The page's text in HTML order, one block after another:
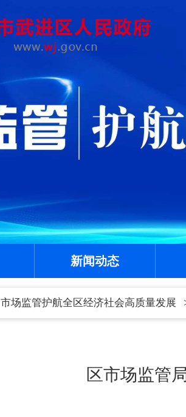
新闻动态
市场监管护航全区经济社会高质量发展
区市场监管